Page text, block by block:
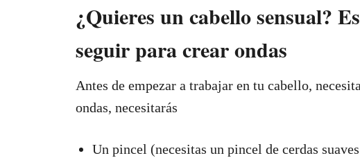
¿Quieres un cabello sensual?
seguir para crear ondas
Antes de empezar a trabajar en tu cabello,
ondas, necesitarás
Un pincel (necesitas un pincel de cerdas